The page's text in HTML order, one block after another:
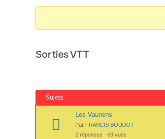
Sorties VTT
Sujets
Les Vauriens
Par FRANCIS BOUDOT
2 réponses · 69 vues